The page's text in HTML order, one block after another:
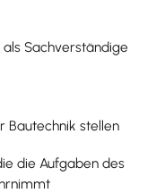
Sachverständige
Bautechnik stellen
die Aufgaben des